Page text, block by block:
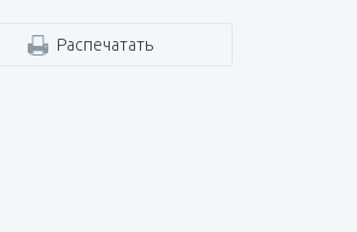
Распечатать